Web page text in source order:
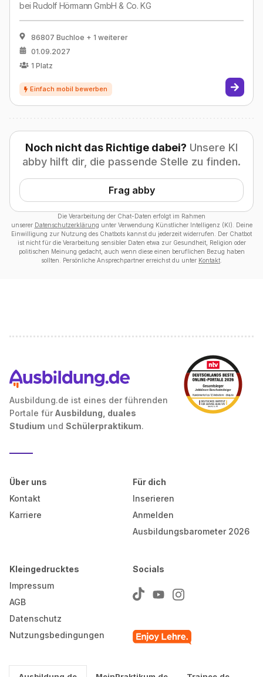
beiRudolf Hörmann GmbH & Co. KG
86807 Buchloe + 1 weiterer
01.09.2027
1 Platz
Noch nicht das Richtige dabei? Unsere KI
abby hilft dir, die passende Stelle zu finden.
Frag abby
Die Verarbeitung der Chat-Daten erfolgt im Rahmen
unserer Datenschutzerklärung unter Verwendung Künstlicher Intelligenz (KI). Deine
Einwilligung zur Nutzung des Chatbots kannst du jederzeit widerrufen. Der Chatbot
ist nicht für die Verarbeitung sensibler Daten etwa zur Gesundheit, Religion oder
politischen Meinung gedacht, auch wenn diese einen beruflichen Bezug haben
sollten. Persönliche Ansprechpartner erreichst du unter Kontakt
Ausbildung.de ist eines der führenden
Portale für Ausbildung, duales
Studium und Schülerpraktikum.
Über uns
Kontakt
Karriere
Für dich
Inserieren
Anmelden
Ausbildungsbarometer 2026
Kleingedrucktes
Impressum
AGB
Datenschutz
Nutzungsbedingungen
Socials